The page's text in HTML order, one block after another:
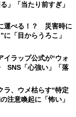
」「当たり前すぎ」
運べる！？ 災害時に
「目からうろこ」
イラップ公式が“ウォ
SNS「心強い」「落
ラ、ウメ枯らす“特定
注意喚起に「怖い」